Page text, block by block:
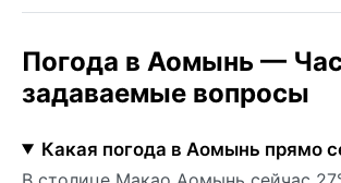
Погода в Аомынь —
задаваемые вопросы
Какая погода в Аомынь прямо